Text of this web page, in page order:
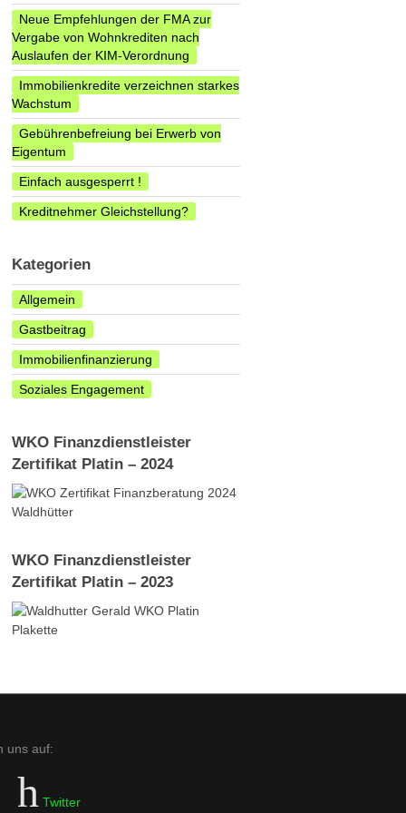
Neue Empfehlungen der FMA zur
Vergabe von Wohnkrediten nach
Auslaufen der KIM-Verordnung
Immobilienkredite verzeichnen starkes
Wachstum
Gebührenbefreiung bei Erwerb von
Eigentum
Einfach ausgesperrt !
Kreditnehmer Gleichstellung?
Kategorien
Allgemein
Gastbeitrag
Immobilienfinanzierung
Soziales Engagement
WKO Finanzdienstleister
Zertifikat Platin – 2024
WKO Finanzdienstleister
Zertifikat Platin – 2023
uns auf:
Twitter